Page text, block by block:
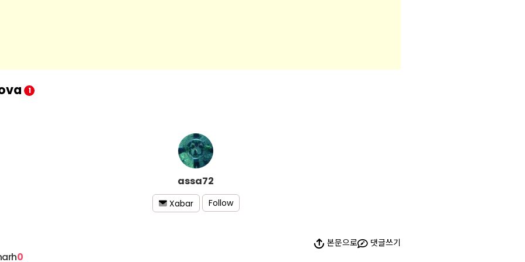
1
assa72
Xabar Follow
0
본문으로 댓글쓰기